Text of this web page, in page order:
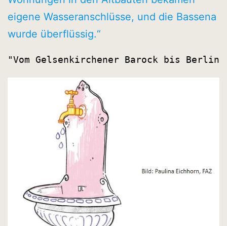
eigene Wasseranschlüsse, und die Bassena
wurde überflüssig.“
"Vom Gelsenkirchener Barock bis